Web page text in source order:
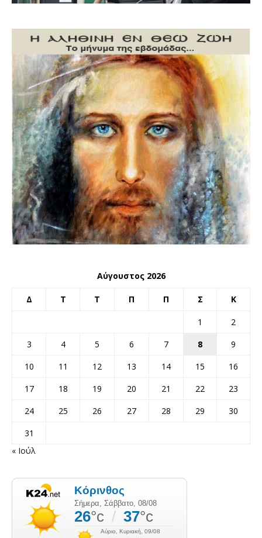
Αύγουστος 2026
Δ Τ Τ Π Π Σ Κ
1
2
3
4 5 6 7 8
9
10
11 12 13 14 15
16
17
18 19 20 21 22
23
24
25 26 27 28 29
30
31
« Ιούλ